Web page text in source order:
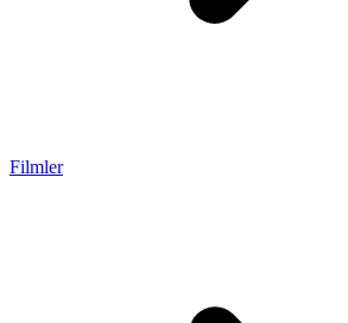
Filmler